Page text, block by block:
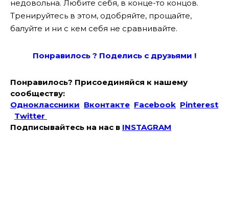
недовольна. Любите себя, в конце-то концов.
Тренируйтесь в этом, одобряйте, прощайте,
балуйте и ни с кем себя не сравнивайте.
Понравилось ? Поделись с друзьями !
Понравилось? Присоединяйся к нашему
сообществу:
Одноклассники Вконтакте Facebook Pinterest
Twitter
Подписывайтесь на наc в INSTAGRAM